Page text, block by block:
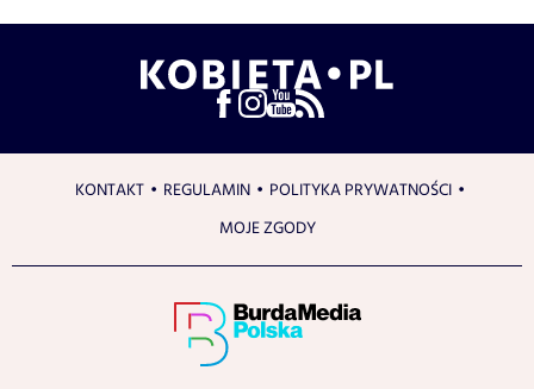
KONTAKT REGULAMIN
POLITYKA PRYWATNOŚCI
MOJE ZGODY